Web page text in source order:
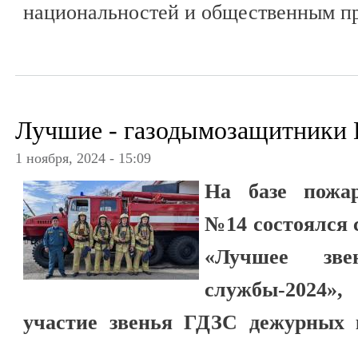
национальностей и общественным
Лучшие - газодымозащитники
1 ноября, 2024 - 15:09
На базе
№14 состоялся
«Лучшее
службы-
участие звенья ГДЗС дежурных